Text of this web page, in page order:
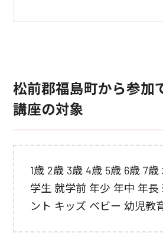
松前郡福島町から参加
講座の対象
1歳 2歳 3歳 4歳 5歳 6歳 7
学生 就学前 年少 年中 年長
ント キッズ ベビー 幼児教